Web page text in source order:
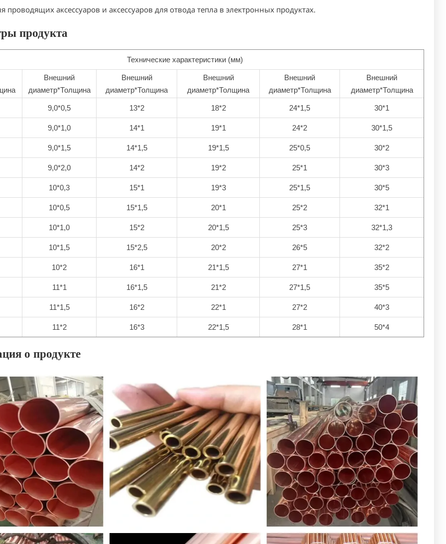
проводящих аксессуаров и аксессуаров для отвода тепла в электронных продуктах.
продукта
Технические характеристики (мм)
Внешний
диаметр*Толщина
Внешний
диаметр*Толщина
Внешний
диаметр*Толщина
Внешний
диаметр*Толщина
Внешний
диаметр*Толщина
9,0*0,5 13*2 18*2 24*1,5 30*1
9,0*1,0 14*1 19*1 24*2 30*1,5
9,0*1,5 14*1,5 19*1,5 25*0,5 30*2
9,0*2,0 14*2 19*2 25*1 30*3
10*0,3 15*1 19*3 25*1,5 30*5
10*0,5 15*1,5 20*1 25*2 32*1
10*1,0 15*2 20*1,5 25*3 32*1,3
10*1,5 15*2,5 20*2 26*5 32*2
10*2 16*1 21*1,5 27*1 35*2
11*1 16*1,5 21*2 27*1,5 35*5
11*1,5 16*2 22*1 27*2 40*3
11*2 16*3 22*1,5 28*1 50*4
о продукте